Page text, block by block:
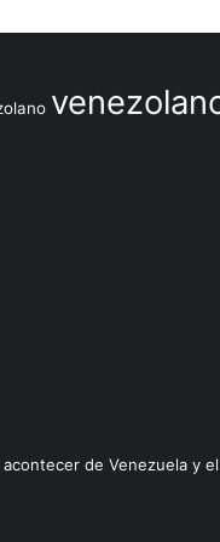
de Venezuela y